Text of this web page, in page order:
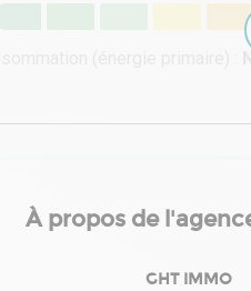
À propos de
GHT IMMO